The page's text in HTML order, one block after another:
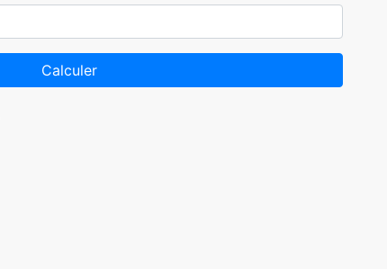
Calculer